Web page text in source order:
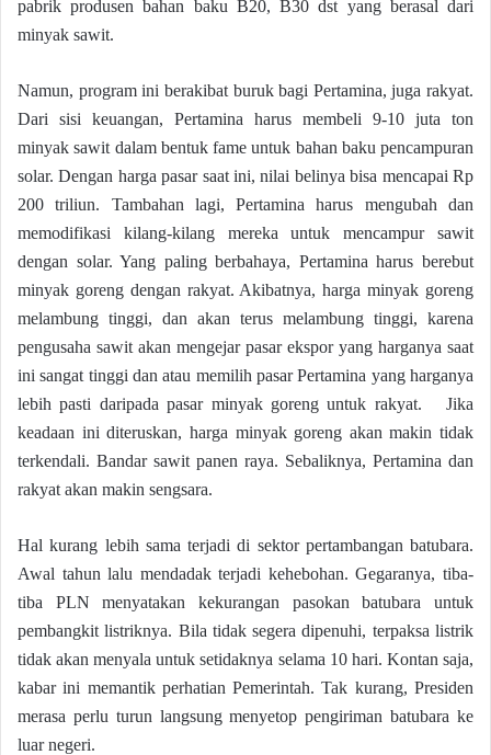
pabrik produsen bahan baku B20, B30 dst yang berasal dari
minyak sawit.
Namun, program ini berakibat buruk bagi Pertamina, juga rakyat.
Dari sisi keuangan, Pertamina harus membeli 9-10 juta ton
minyak sawit dalam bentuk fame untuk bahan baku pencampuran
solar. Dengan harga pasar saat ini, nilai belinya bisa mencapai Rp
200 triliun. Tambahan lagi, Pertamina harus mengubah dan
memodifikasi kilang-kilang mereka untuk mencampur sawit
dengan solar. Yang paling berbahaya, Pertamina harus berebut
minyak goreng dengan rakyat. Akibatnya, harga minyak goreng
melambung tinggi, dan akan terus melambung tinggi, karena
pengusaha sawit akan mengejar pasar ekspor yang harganya saat
ini sangat tinggi dan atau memilih pasar Pertamina yang harganya
lebih pasti daripada pasar minyak goreng untuk rakyat. Jika
keadaan ini diteruskan, harga minyak goreng akan makin tidak
terkendali. Bandar sawit panen raya. Sebaliknya, Pertamina dan
rakyat akan makin sengsara.
Hal kurang lebih sama terjadi di sektor pertambangan batubara.
Awal tahun lalu mendadak terjadi kehebohan. Gegaranya, tiba-
tiba PLN menyatakan kekurangan pasokan batubara untuk
pembangkit listriknya. Bila tidak segera dipenuhi, terpaksa listrik
tidak akan menyala untuk setidaknya selama 10 hari. Kontan saja,
kabar ini memantik perhatian Pemerintah. Tak kurang, Presiden
merasa perlu turun langsung menyetop pengiriman batubara ke
luar negeri.